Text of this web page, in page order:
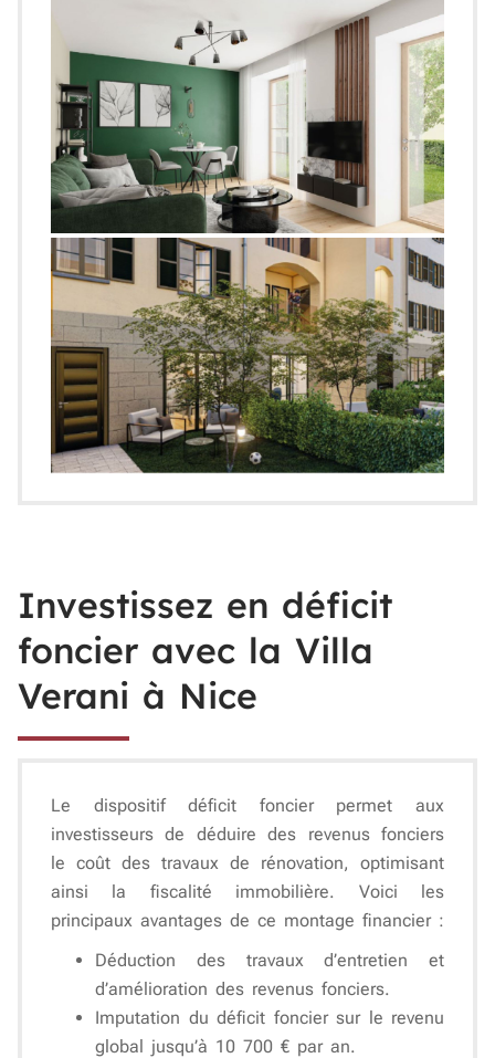
Investissez en déficit
foncier avec la Villa
Verani à Nice
Le dispositifdéficit foncierpermet aux
investisseurs de déduire des revenus fonciers
le coût des travaux de rénovation, optimisant
ainsi la fiscalité immobilière. Voici les
principaux avantages de ce montage financier :
Déduction des travaux d’entretien et
d’amélioration des revenus fonciers.
Imputation du déficit foncier sur le revenu
global jusqu’à 10 700 € par an.